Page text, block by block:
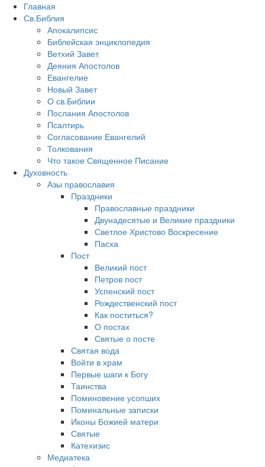
Главная
Св.Библия
Апокалипсис
Библейская энциклопедия
Ветхий Завет
Деяния Апостолов
Евангелие
Новый Завет
О св.Библии
Послания Апостолов
Псалтирь
Согласование Евангелий
Толкования
Что такое Священное Писание
Духовность
Азы православия
Праздники
Православные праздники
Двунадесятые и Великие праздники
Светлое Христово Воскресение
Пасха
Пост
Великий пост
Петров пост
Успенский пост
Рождественский пост
Как поститься?
О постах
Святые о посте
Святая вода
Войти в храм
Первые шаги к Богу
Таинства
Поминовение усопших
Поминальные записки
Иконы Божией матери
Святые
Катехизис
Медиатека